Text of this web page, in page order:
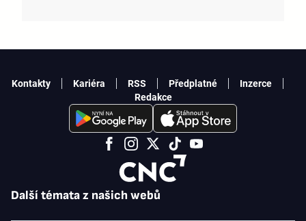
Další témata z našich webů
Kontakty Kariéra RSS Předplatné
Inzerce
Redakce